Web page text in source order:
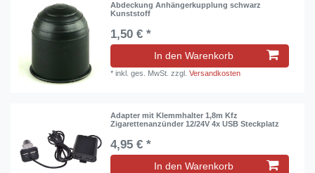
Abdeckung Anhängerkupplung schwarz
Kunststoff
1,50 € *
In den Warenkorb
*inkl. ges. MwSt. zzgl.Versandkosten
Adapter mit Klemmhalter 1,8m Kfz
Zigarettenanzünder 12/24V 4x USB Steckplatz
4,95 € *
In den Warenkorb